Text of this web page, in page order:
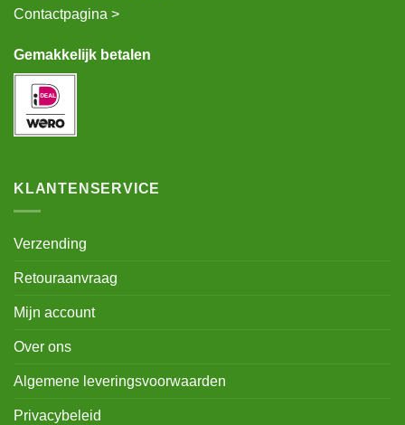
Contactpagina >
Gemakkelijk betalen
KLANTENSERVICE
Verzending
Retouraanvraag
Mijn account
Over ons
Algemene leveringsvoorwaarden
Privacybeleid